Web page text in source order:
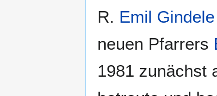
R. Emil Gindele
neuen Pfarrers
1981 zunächst